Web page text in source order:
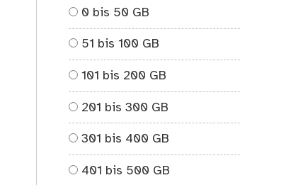
0 bis 50 GB
51 bis 100 GB
101 bis 200 GB
201 bis 300 GB
301 bis 400 GB
401 bis 500 GB